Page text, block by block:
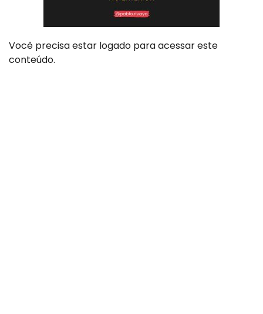
Você precisa estar logado para acessar este
conteúdo.